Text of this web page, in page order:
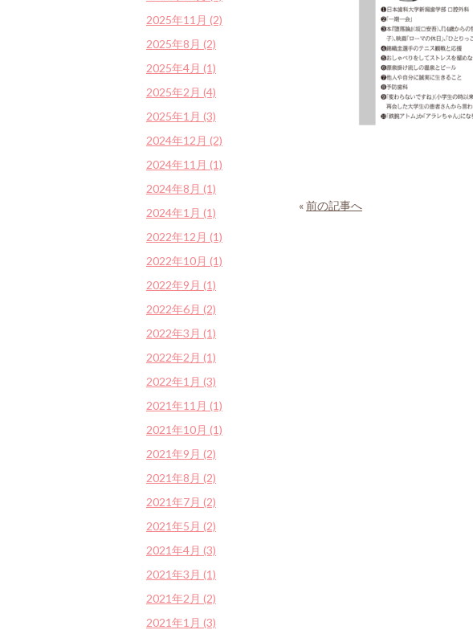
«前の記事へ
2025年11月 (2)
2025年8月 (2)
2025年4月 (1)
2025年2月 (4)
2025年1月 (3)
2024年12月 (2)
2024年11月 (1)
2024年8月 (1)
2024年1月 (1)
2022年12月 (1)
2022年10月 (1)
2022年9月 (1)
2022年6月 (2)
2022年3月 (1)
2022年2月 (1)
2022年1月 (3)
2021年11月 (1)
2021年10月 (1)
2021年9月 (2)
2021年8月 (2)
2021年7月 (2)
2021年5月 (2)
2021年4月 (3)
2021年3月 (1)
2021年2月 (2)
2021年1月 (3)